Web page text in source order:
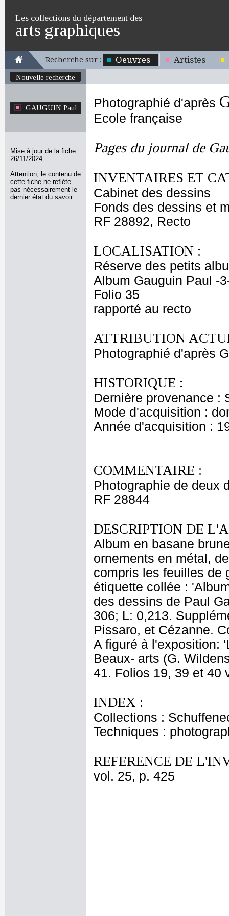
Les collections du département des
arts graphiques
Recherche sur : Oeuvres Artistes
Nouvelle recherche
GAUGUIN Paul
Mise à jour de la fiche
26/11/2024
Attention, le contenu de
cette fiche ne reflète
pas nécessairement le
dernier état du savoir.
Photographié d'après
Ecole française
Pages du journal de
INVENTAIRES ET
Cabinet des dessins
Fonds des dessins et
RF 28892, Recto
LOCALISATION :
Réserve des petits
Album Gauguin Paul -
Folio 35
rapporté au recto
ATTRIBUTION
Photographié d'après
HISTORIQUE :
Dernière provenance :
Mode d'acquisition :
Année d'acquisition :
COMMENTAIRE :
Photographie de deux
RF 28844
DESCRIPTION DE
Album en basane
ornements en métal,
compris les feuilles de
étiquette collée :
des dessins de Paul
306; L: 0,213.
Pissaro, et Cézanne.
A figuré à l'exposition:
Beaux- arts (G.
41. Folios 19, 39 et 40
INDEX :
Collections :
Techniques :
REFERENCE DE
vol. 25, p. 425